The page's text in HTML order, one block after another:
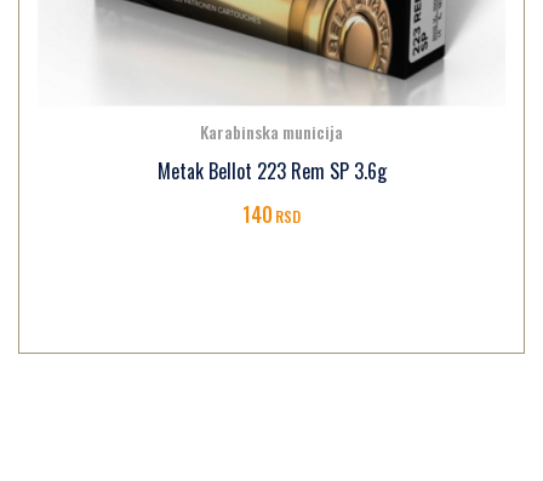
Karabinska municija
Metak Bellot 223 Rem SP 3.6g
140RSD